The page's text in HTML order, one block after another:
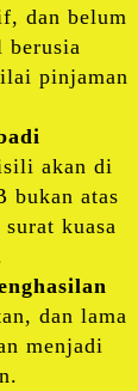
dan belum
berusia
pinjaman
akan di
bukan atas
kuasa
dan lama
menjadi